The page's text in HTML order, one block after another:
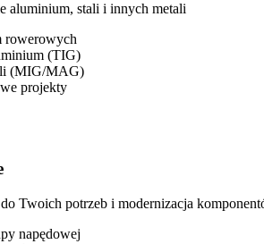
aluminium, stali i innych metali
rowerowych
(TIG)
(MIG/MAG)
projekty
Twoich potrzeb i modernizacja
napędowej